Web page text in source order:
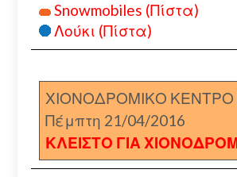
Snowmobiles (Πίστα)
Λούκι (Πίστα)
ΧΙΟΝΟΔΡΟΜΙΚΟ ΚΕΝΤΡΟ
Πέμπτη 21/04/2016
ΚΛΕΙΣΤΟ ΓΙΑ